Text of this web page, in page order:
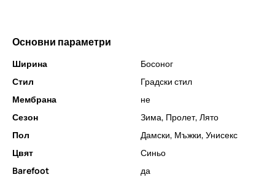
Основни параметри
Ширина
Босоног
Стил
Градски стил
Мембрана
не
Сезон
Зима, Пролет, Лято
Пол
Дамски, Мъжки, Унисекс
Цвят
Синьо
Barefoot
да